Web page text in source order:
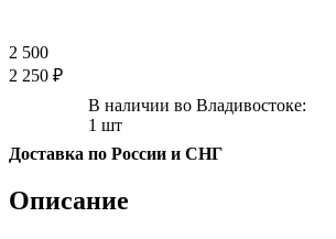
2 500
2 250 ₽
В наличии во Владивостоке:
1 шт
Доставка по России и СНГ
Описание